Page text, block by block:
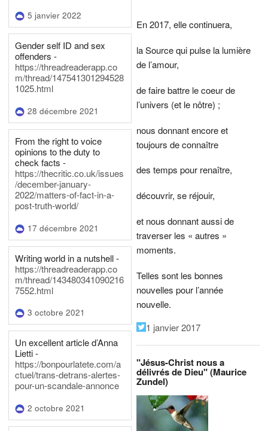
5 janvier 2022
Gender self ID and sex
offenders -
https://threadreaderapp.co
m/thread/147541301294528
1025.html
28 décembre 2021
From the right to voice
opinions to the duty to
check facts -
https://thecritic.co.uk/issues
/december-january-
2022/matters-of-fact-in-a-
post-truth-world/
17 décembre 2021
Writing world in a nutshell -
https://threadreaderapp.co
m/thread/143480341090216
7552.html
3 octobre 2021
Un excellent article d’Anna
Lietti -
https://bonpourlatete.com/a
ctuel/trans-detrans-alertes-
pour-un-scandale-annonce
2 octobre 2021
En 2017, elle continuera,
la Source qui pulse la lumière
de l’amour,
de faire battre le coeur de
l’univers (et le nôtre) ;
nous donnant encore et
toujours de connaître
des temps pour renaître,
découvrir, se réjouir,
et nous donnant aussi de
traverser les « autres »
moments.
Telles sont les bonnes
nouvelles pour l’année
nouvelle.
1 janvier 2017
"Jésus-Christ nous a
délivrés de Dieu" (Maurice
Zundel)